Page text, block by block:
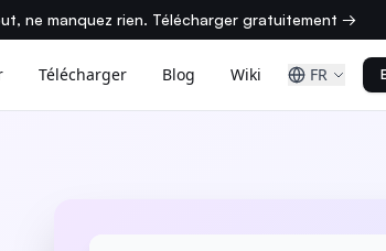
ne manquez rien. Télécharger gratuitement →
Télécharger Blog Wiki FR